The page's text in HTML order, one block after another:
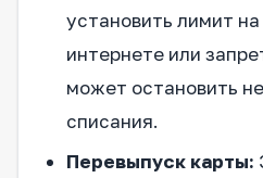
установить лимит
интернете или
может остановить
списания.
Перевыпуск карты: